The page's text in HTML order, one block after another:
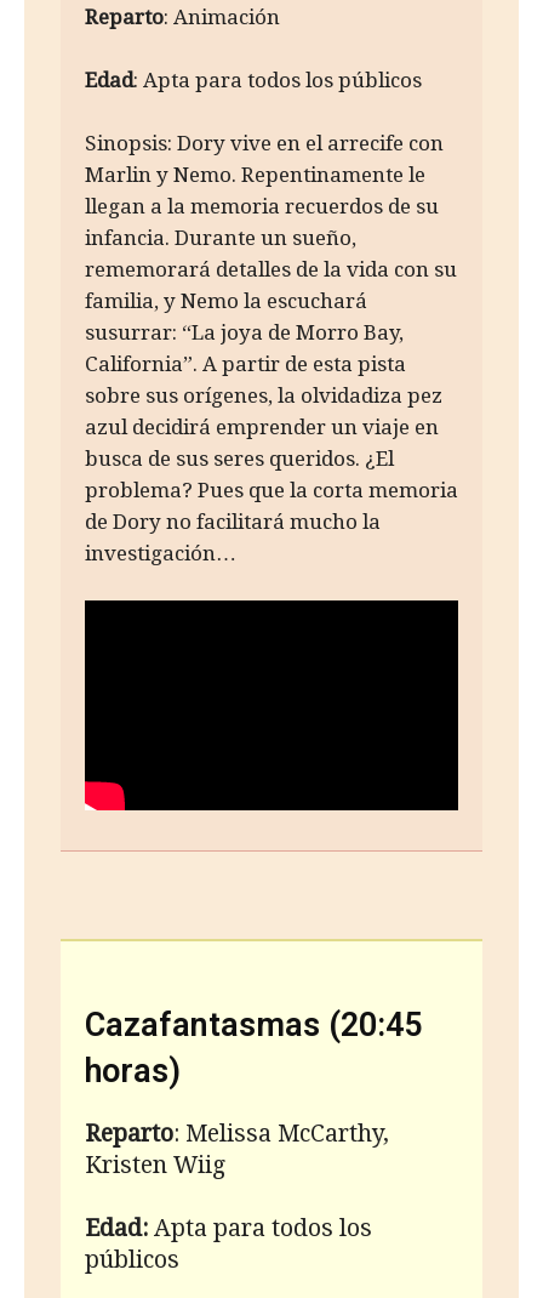
Reparto: Animación
Edad: Apta para todos los públicos
Sinopsis: Dory vive en el arrecife con
Marlin y Nemo. Repentinamente le
llegan a la memoria recuerdos de su
infancia. Durante un sueño,
rememorará detalles de la vida con su
familia, y Nemo la escuchará
susurrar: “La joya de Morro Bay,
California”. A partir de esta pista
sobre sus orígenes, la olvidadiza pez
azul decidirá emprender un viaje en
busca de sus seres queridos. ¿El
problema? Pues que la corta memoria
de Dory no facilitará mucho la
investigación…
Cazafantasmas (20:45
horas)
Reparto: Melissa McCarthy,
Kristen Wiig
Edad: Apta para todos los
públicos